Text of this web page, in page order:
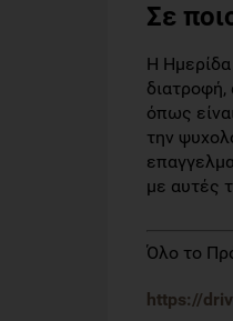
Σε
Η
όπως
την
με αυτές
Όλο το
https://